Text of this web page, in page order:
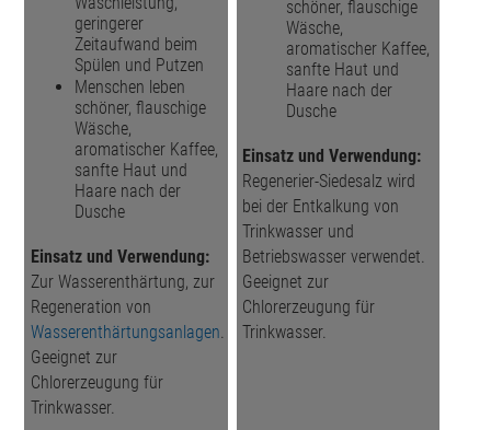
geringerer
Zeitaufwand beim
Spülen und Putzen
Menschen leben
schöner, flauschige
Wäsche,
aromatischer Kaffee,
sanfte Haut und
Haare nach der
Dusche
Einsatz und Verwendung:
Zur Wasserenthärtung, zur
Regeneration von
Wasserenthärtungsanlagen.
Geeignet zur
Chlorerzeugung für
Trinkwasser.
schöner, flauschige
Wäsche,
aromatischer Kaffee,
sanfte Haut und
Haare nach der
Dusche
Einsatz und Verwendung:
Regenerier-Siedesalz wird
bei der Entkalkung von
Trink­wasser und
Betriebswasser verwendet.
Geeignet zur
Chlorerzeugung für
Trinkwasser.